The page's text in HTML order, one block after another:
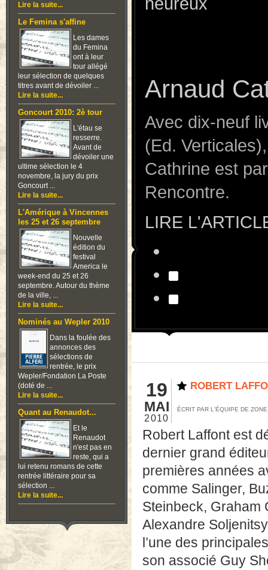
Lire la suite...
Le Femina s'affine
Les dames
du Femina
ont à leur
tour allégé
leur sélection de quelques
titres avant de dévoiler ...
Lire la suite...
Goncourt 2010: 2è tour
L'étau se
resserre.
Avant de
dévoiler une
ultime sélection le 4
novembre, la jury du prix
Goncourt ...
Lire la suite...
L'Amérique à Vincennes
les 25 et 26 septembre
Nouvelle
édition du
festival
America le
week-end du 25 et 26
septembre. Autour du thème
de la ville, ...
Lire la suite...
Nominés au Wepler 2010
Dans la foulée des
annonces des
sélections de
rentrée, le prix
Wepler/Fondation La Poste
(doté de ...
Lire la suite...
Quant au Renaudot...
Et le
Renaudot
n'est pas en
reste, qui a
lui retenu romans de cette
rentrée littéraire pour sa
sélection ...
Lire la suite...
Arnaud
Avec dix-neuf
(Ed.
Cathrine est
Rencontre.
LIRE
19
MAI
2010
ROBERT
ÉCRIT PAR L'ÉQUIPE DE
Robert Laffont est
dernier grand
premières années
comme Salinger,
Steinbeck, Graham
Alexandre
l’une des
son associé Guy